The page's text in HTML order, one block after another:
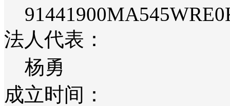
法人代表：
杨勇
成立时间：